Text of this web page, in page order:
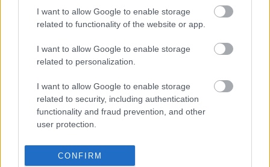
I want to allow Google to enable storage
related to functionality of the website or app.
I want to allow Google to enable storage
related to personalization.
I want to allow Google to enable storage
related to security, including authentication
functionality and fraud prevention, and other
user protection.
CONFIRM
A Vállalkozás okosan az Önök
segítségét kéri
prosequor•2012. május 01.
Kedves látogatóink, ügyfeleink, és leendő
ügyfeleink!Ahogy egy korábbi bejegyzésünkben
megemlékeztünk, honlapunk, a www.vallalkozas-
okosan.hu április elején volt egy éves. Oldalunkat
hasznos, és informatív tartalmakat…